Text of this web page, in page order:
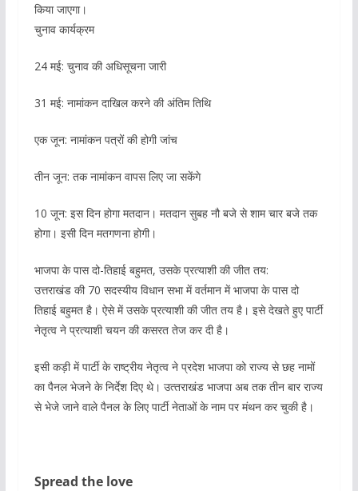
किया जाएगा।
चुनाव कार्यक्रम
24 मई: चुनाव की अधिसूचना जारी
31 मई: नामांकन दाखिल करने की अंतिम तिथि
एक जून: नामांकन पत्रों की होगी जांच
तीन जून: तक नामांकन वापस लिए जा सकेंगे
10 जून: इस दिन होगा मतदान। मतदान सुबह नौ बजे से शाम चार बजे तक
होगा। इसी दिन मतगणना होगी।
भाजपा के पास दो-तिहाई बहुमत, उसके प्रत्‍याशी की जीत तय:
उत्तराखंड की 70 सदस्यीय विधान सभा में वर्तमान में भाजपा के पास दो
तिहाई बहुमत है। ऐसे में उसके प्रत्याशी की जीत तय है। इसे देखते हुए पार्टी
नेतृत्व ने प्रत्याशी चयन की कसरत तेज कर दी है।
इसी कड़ी में पार्टी के राष्ट्रीय नेतृत्व ने प्रदेश भाजपा को राज्य से छह नामों
का पैनल भेजने के निर्देश दिए थे। उत्‍तराखंड भाजपा अब तक तीन बार राज्य
से भेजे जाने वाले पैनल के लिए पार्टी नेताओं के नाम पर मंथन कर चुकी है।
Spread the love